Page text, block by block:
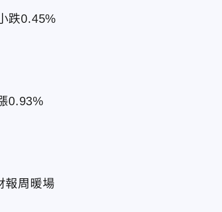
跌0.45%
0.93%
周暖場